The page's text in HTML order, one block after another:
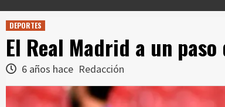
DEPORTES
El Real Madrid a un
6 años hace Redacción